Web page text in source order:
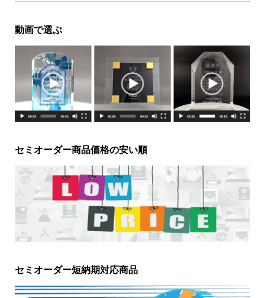
動画で選ぶ
セミオーダー商品価格の安い順
セミオーダー短納期対応商品